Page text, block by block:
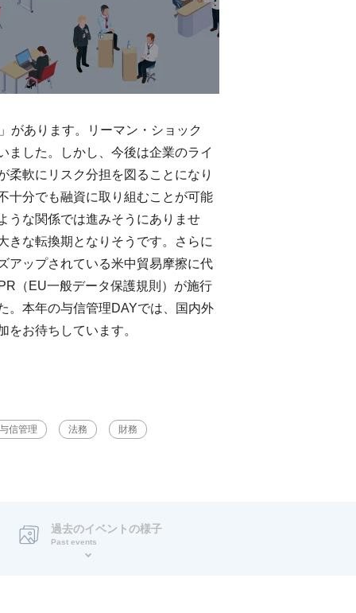
があります。リーマン・ショック
ました。しかし、今後は企業のライ
柔軟にリスク分担を図ることになり
十分でも融資に取り組むことが可能
うな関係では進みそうにありませ
きな転換期となりそうです。さらに
アップされている米中貿易摩擦に代
（EU一般データ保護規則）が施行
。本年の与信管理DAYでは、国内外
お待ちしています。
信管理 法務 財務
過去のイベントの様子
Past events